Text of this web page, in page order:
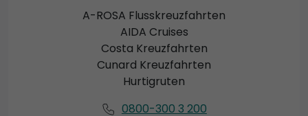
A-ROSA Flusskreuzfahrten
AIDA Cruises
Costa Kreuzfahrten
Cunard Kreuzfahrten
Hurtigruten
0800-300 3 200